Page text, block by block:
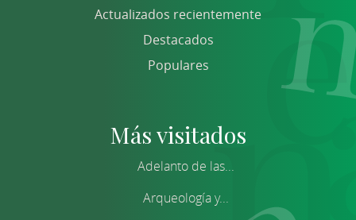
Actualizados recientemente
Destacados
Populares
Más visitados
Adelanto de las...
Arqueología y...